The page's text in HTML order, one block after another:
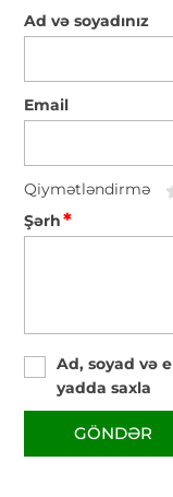
Ad və soyadınız
Email
Qiymətləndirmə
Şərh*
Ad, soyad və
yadda saxla
GÖNDƏR